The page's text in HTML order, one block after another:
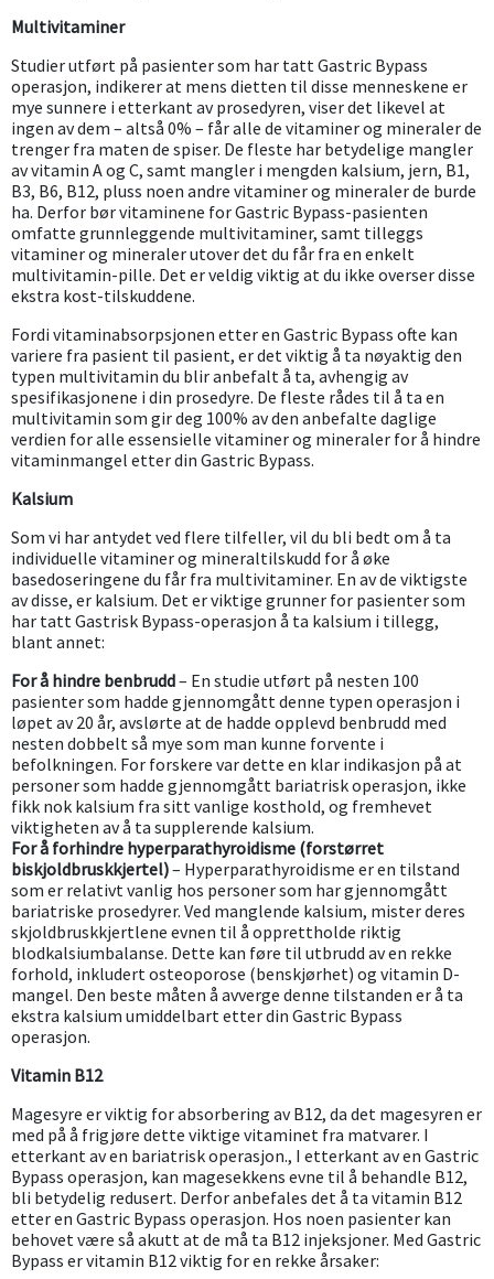
Multivitaminer
Studier utført på pasienter som har tatt Gastric Bypass
operasjon, indikerer at mens dietten til disse menneskene er
mye sunnere i etterkant av prosedyren, viser det likevel at
ingen av dem – altså 0% – får alle de vitaminer og mineraler de
trenger fra maten de spiser. De fleste har betydelige mangler
av vitamin A og C, samt mangler i mengden kalsium, jern, B1,
B3, B6, B12, pluss noen andre vitaminer og mineraler de burde
ha. Derfor bør vitaminene for Gastric Bypass-pasienten
omfatte grunnleggende multivitaminer, samt tilleggs
vitaminer og mineraler utover det du får fra en enkelt
multivitamin-pille. Det er veldig viktig at du ikke overser disse
ekstra kost-tilskuddene.
Fordi vitaminabsorpsjonen etter en Gastric Bypass ofte kan
variere fra pasient til pasient, er det viktig å ta nøyaktig den
typen multivitamin du blir anbefalt å ta, avhengig av
spesifikasjonene i din prosedyre. De fleste rådes til å ta en
multivitamin som gir deg 100% av den anbefalte daglige
verdien for alle essensielle vitaminer og mineraler for å hindre
vitaminmangel etter din Gastric Bypass.
Kalsium
Som vi har antydet ved flere tilfeller, vil du bli bedt om å ta
individuelle vitaminer og mineraltilskudd for å øke
basedoseringene du får fra multivitaminer. En av de viktigste
av disse, er kalsium. Det er viktige grunner for pasienter som
har tatt Gastrisk Bypass-operasjon å ta kalsium i tillegg,
blant annet:
For å hindre benbrudd– En studie utført på nesten 100
pasienter som hadde gjennomgått denne typen operasjon i
løpet av 20 år, avslørte at de hadde opplevd benbrudd med
nesten dobbelt så mye som man kunne forvente i
befolkningen. For forskere var dette en klar indikasjon på at
personer som hadde gjennomgått bariatrisk operasjon, ikke
fikk nok kalsium fra sitt vanlige kosthold, og fremhevet
viktigheten av å ta supplerende kalsium.
For å forhindre hyperparathyroidisme (forstørret
biskjoldbruskkjertel)– Hyperparathyroidisme er en tilstand
som er relativt vanlig hos personer som har gjennomgått
bariatriske prosedyrer. Ved manglende kalsium, mister deres
skjoldbruskkjertlene evnen til å opprettholde riktig
blodkalsiumbalanse. Dette kan føre til utbrudd av en rekke
forhold, inkludert osteoporose (benskjørhet) og vitamin D-
mangel. Den beste måten å avverge denne tilstanden er å ta
ekstra kalsium umiddelbart etter din Gastric Bypass
operasjon.
Vitamin B12
Magesyre er viktig for absorbering av B12, da det magesyren er
med på å frigjøre dette viktige vitaminet fra matvarer. I
etterkant av en bariatrisk operasjon., I etterkant av en Gastric
Bypass operasjon, kan magesekkens evne til å behandle B12,
bli betydelig redusert. Derfor anbefales det å ta vitamin B12
etter en Gastric Bypass operasjon. Hos noen pasienter kan
behovet være så akutt at de må ta B12 injeksjoner. Med Gastric
Bypass er vitamin B12 viktig for en rekke årsaker: